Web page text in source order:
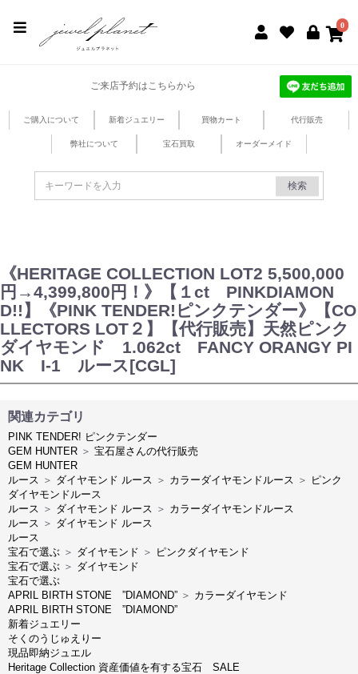
0
ご来店予約はこちらから
ご購入について 新着ジュエリー 買物カート 代行販売
弊社について 宝石買取 オーダーメイド
検索
《HERITAGE COLLECTION LOT2 5,500,000
円→4,399,800円！》【１ct PINKDIAMON
D!!】《PINK TENDER!ピンクテンダー》【CO
LLECTORS LOT２】【代行販売】天然ピンク
ダイヤモンド 1.062ct FANCY ORANGY PI
NK I-1 ルース[CGL]
関連カテゴリ
PINK TENDER! ピンクテンダー
GEM HUNTER ＞ 宝石屋さんの代行販売
GEM HUNTER
ルース ＞ ダイヤモンド ルース ＞ カラーダイヤモンドルース ＞ ピンク
ダイヤモンドルース
ルース ＞ ダイヤモンド ルース ＞ カラーダイヤモンドルース
ルース ＞ ダイヤモンド ルース
ルース
宝石で選ぶ ＞ ダイヤモンド ＞ ピンクダイヤモンド
宝石で選ぶ ＞ ダイヤモンド
宝石で選ぶ
APRIL BIRTH STONE ”DIAMOND” ＞ カラーダイヤモンド
APRIL BIRTH STONE ”DIAMOND”
新着ジュエリー
そくのうじゅえりー
現品即納ジュエル
Heritage Collection 資産価値を有する宝石 SALE